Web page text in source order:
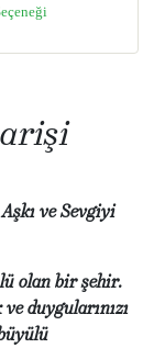
ve Sevgiyi
olan bir şehir.
duygularınızı